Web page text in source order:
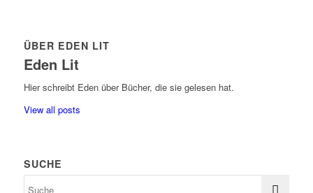
ÜBER EDEN LIT
Eden Lit
Hier schreibt Eden über Bücher, die sie gelesen hat.
View all posts
SUCHE